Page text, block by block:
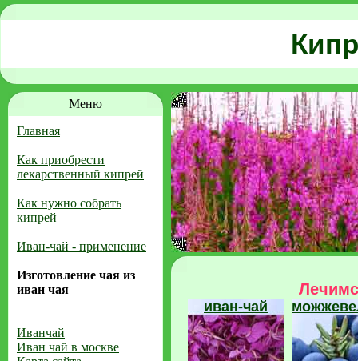
Меню
Главная
Как приобрести
лекарственный кипрей
Как нужно собрать
кипрей
Иван-чай - применение
Изготовление чая из
иван чая
Иванчай
Иван чай в москве
иван-чай